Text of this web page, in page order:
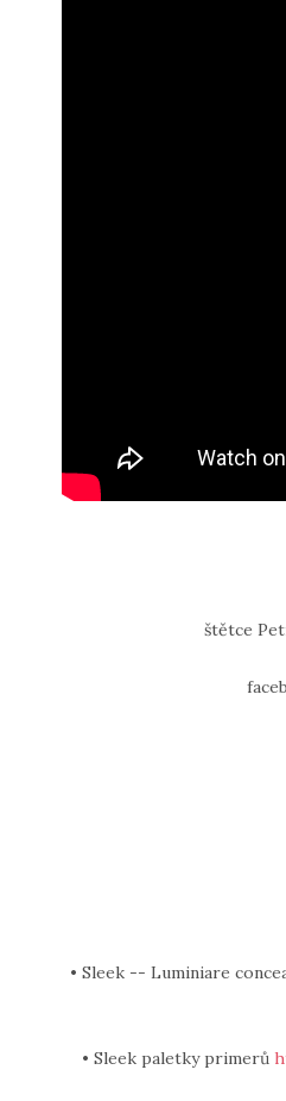
štětce
• Sleek -- Luminiare
• Sleek paletky primerů